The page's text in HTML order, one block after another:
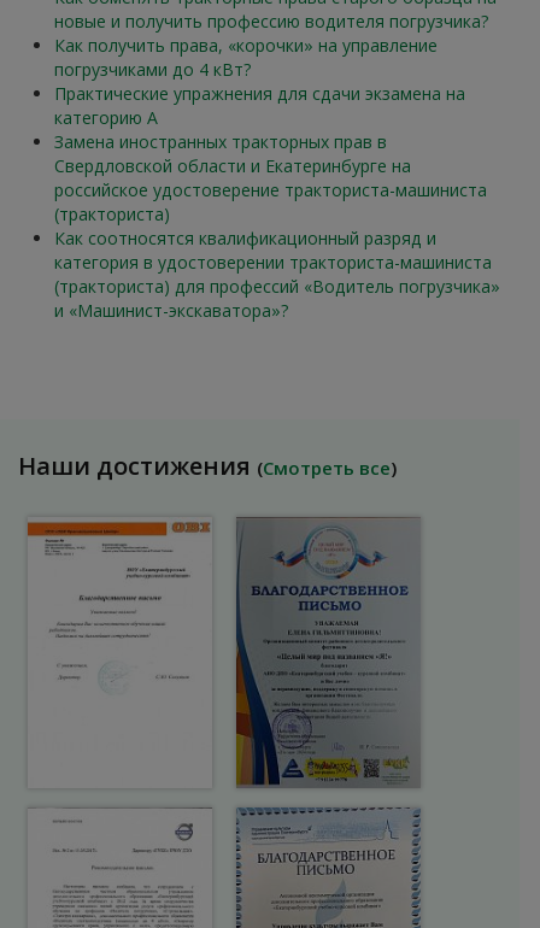
новые и получить профессию водителя погрузчика?
Как получить права, «корочки» на управление
погрузчиками до 4 кВт?
Практические упражнения для сдачи экзамена на
категорию А
Замена иностранных тракторных прав в
Свердловской области и Екатеринбурге на
российское удостоверение тракториста-машиниста
(тракториста)
Как соотносятся квалификационный разряд и
категория в удостоверении тракториста-машиниста
(тракториста) для профессий «Водитель погрузчика»
и «Машинист-экскаватора»?
Наши достижения (Смотреть все)